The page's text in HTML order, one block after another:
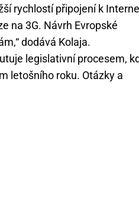
rychlostí připojení k
na 3G. Návrh Evropské
dodává Kolaja.
legislativní procesem,
letošního roku. Otázky a